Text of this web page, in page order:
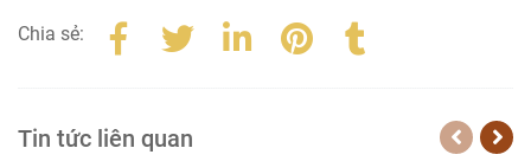
Chia sẻ:
Tin tức liên quan